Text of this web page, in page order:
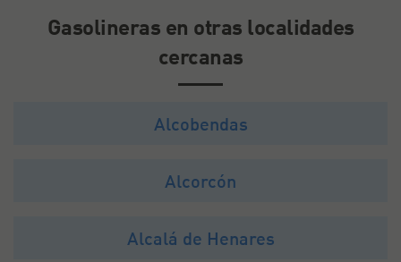
Gasolineras en otras localidades
cercanas
Alcobendas
Alcorcón
Alcalá de Henares